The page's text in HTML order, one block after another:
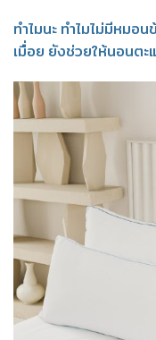
ทำไมนะ ทำไมไม่มีหมอ
เมื่อย ยังช่วยให้นอนต